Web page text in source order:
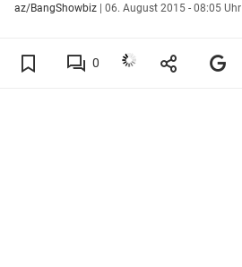
az/BangShowbiz | 06. August 2015 - 08:05 Uhr
0